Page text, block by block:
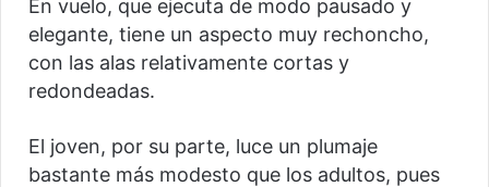
En vuelo, que ejecuta de modo pausado y
elegante, tiene un aspecto muy rechoncho,
con las alas relativamente cortas y
redondeadas.
El joven, por su parte, luce un plumaje
bastante más modesto que los adultos, pues